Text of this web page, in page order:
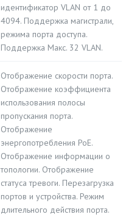
идентификатор VLAN от 1 до
4094. Поддержка магистрали,
режима порта доступа.
Поддержка Макс. 32 VLAN.
Отображение скорости порта.
Отображение коэффициента
использования полосы
пропускания порта.
Отображение
энергопотребления PoE.
Отображение информации о
топологии. Отображение
статуса тревоги. Перезагрузка
портов и устройства. Режим
длительного действия порта.